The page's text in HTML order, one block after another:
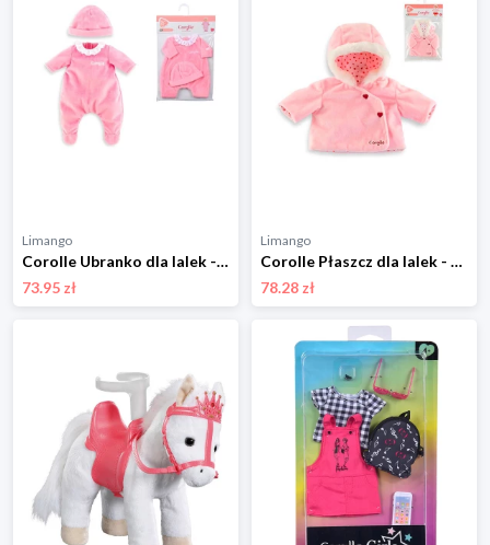
Limango
Corolle Ubranko dla lalek - 2+ rozmiar: onesize
73.95 zł
Limango
Corolle Płaszcz dla lalek - 18 m+ rozmiar: onesize
78.28 zł